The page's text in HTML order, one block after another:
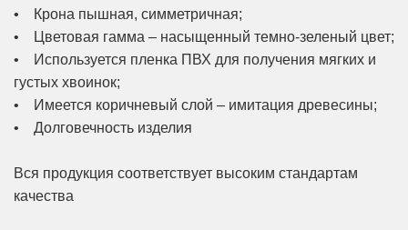
• Крона пышная, симметричная;
• Цветовая гамма – насыщенный темно-зеленый цвет;
• Используется пленка ПВХ для получения мягких и
густых хвоинок;
• Имеется коричневый слой – имитация древесины;
• Долговечность изделия
Вся продукция соответствует высоким стандартам
качества